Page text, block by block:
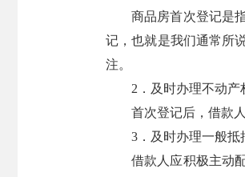
商品房首次登记是
记，也就是我们通常所
注。
2．及时办理不动产
首次登记后，借款
3．及时办理一般抵
借款人应积极主动